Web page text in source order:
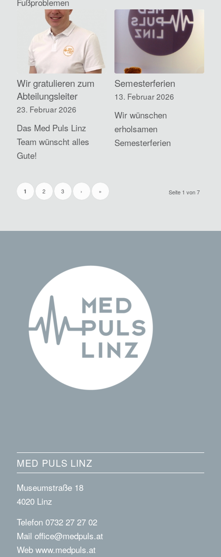
Wir gratulieren zum
Abteilungsleiter
23. Februar 2026
Das Med Puls Linz
Team wünscht alles
Gute!
Semesterferien
13. Februar 2026
Wir wünschen
erholsamen
Semesterferien
Seite 1 von 7
1 2 3 › »
MED PULS LINZ
Museumstraße 18
4020 Linz
Telefon 0732 27 27 02
Mail office@medpuls.at
Web www.medpuls.at